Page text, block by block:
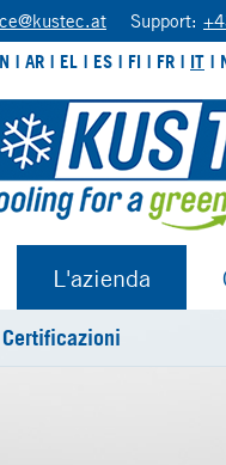
Support:
AR EL ES FI FR IT
L'azienda
Certificazioni